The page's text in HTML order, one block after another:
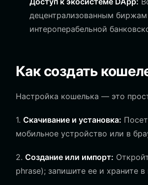
децентрализованным
интероперабельной
Как создать
Настройка кошелька — это
1. Скачивание и установка:
мобильное устройство или в
2. Создание или импорт:
phrase); запишите ее и храните